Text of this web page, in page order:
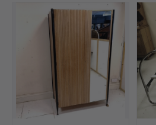
Valuers
remate